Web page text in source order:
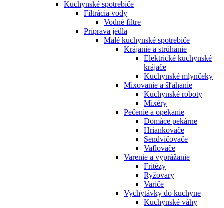
Kuchynské spotrebiče
Filtrácia vody
Vodné filtre
Príprava jedla
Malé kuchynské spotrebiče
Krájanie a strúhanie
Elektrické kuchynské
krájače
Kuchynské mlynčeky
Mixovanie a šľahanie
Kuchynské roboty
Mixéry
Pečenie a opekanie
Domáce pekárne
Hriankovače
Sendvičovače
Vaflovače
Varenie a vyprážanie
Fritézy
Ryžovary
Variče
Vychytávky do kuchyne
Kuchynské váhy